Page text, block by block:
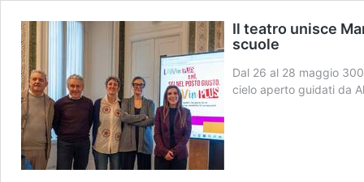
Il teatro unisce
scuole
Dal 26 al 28 maggio
cielo aperto guidati da